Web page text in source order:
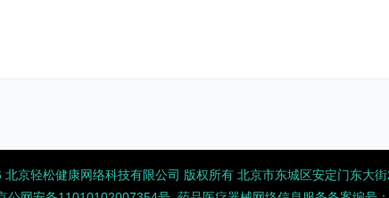
京轻松健康网络科技有限公司 版权所有 北京市东城区安定门东大